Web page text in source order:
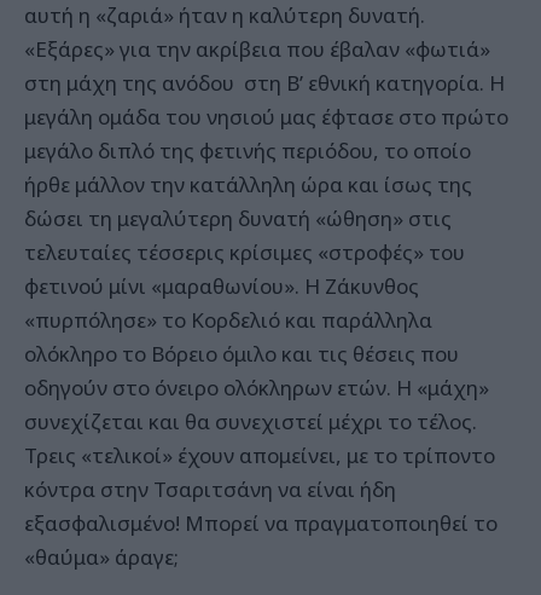
αυτή η «ζαριά» ήταν η καλύτερη δυνατή.
«Εξάρες» για την ακρίβεια που έβαλαν «φωτιά»
στη μάχη της ανόδου στη Β’ εθνική κατηγορία. Η
μεγάλη ομάδα του νησιού μας έφτασε στο πρώτο
μεγάλο διπλό της φετινής περιόδου, το οποίο
ήρθε μάλλον την κατάλληλη ώρα και ίσως της
δώσει τη μεγαλύτερη δυνατή «ώθηση» στις
τελευταίες τέσσερις κρίσιμες «στροφές» του
φετινού μίνι «μαραθωνίου». Η Ζάκυνθος
«πυρπόλησε» το Κορδελιό και παράλληλα
ολόκληρο το Βόρειο όμιλο και τις θέσεις που
οδηγούν στο όνειρο ολόκληρων ετών. Η «μάχη»
συνεχίζεται και θα συνεχιστεί μέχρι το τέλος.
Τρεις «τελικοί» έχουν απομείνει, με το τρίποντο
κόντρα στην Τσαριτσάνη να είναι ήδη
εξασφαλισμένο! Μπορεί να πραγματοποιηθεί το
«θαύμα» άραγε;